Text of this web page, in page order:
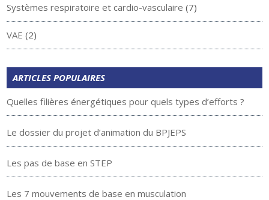
Systèmes respiratoire et cardio-vasculaire (7)
VAE (2)
ARTICLES POPULAIRES
Quelles filières énergétiques pour quels types d’efforts ?
Le dossier du projet d’animation du BPJEPS
Les pas de base en STEP
Les 7 mouvements de base en musculation